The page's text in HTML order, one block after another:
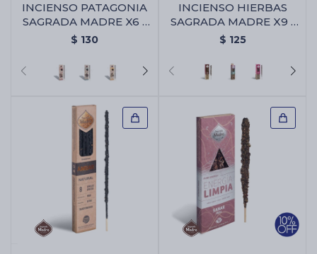
INCIENSO PATAGONIA
SAGRADA MADRE X6 -
Algaborra/vainilla
$ 130
INCIENSO HIERBAS
SAGRADA MADRE X9 -
Anis/canela/olibano
$ 125